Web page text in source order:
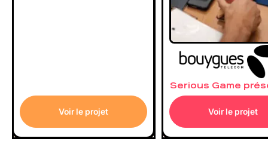
Voir le projet
Serious Game
Voir le projet